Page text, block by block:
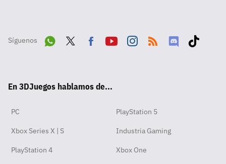
Síguenos
pp
ok
En 3DJuegos hablamos de...
PC PlayStation 5
Xbox Series X | S Industria Gaming
PlayStation 4 Xbox One